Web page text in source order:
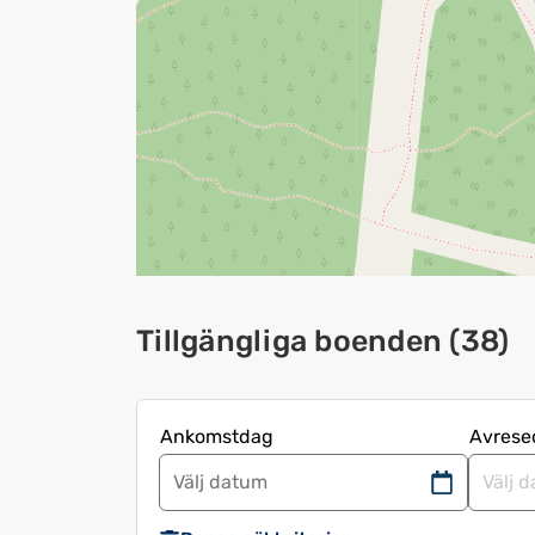
Tillgängliga boenden (38)
Ankomstdag
Avresedag
Navigera